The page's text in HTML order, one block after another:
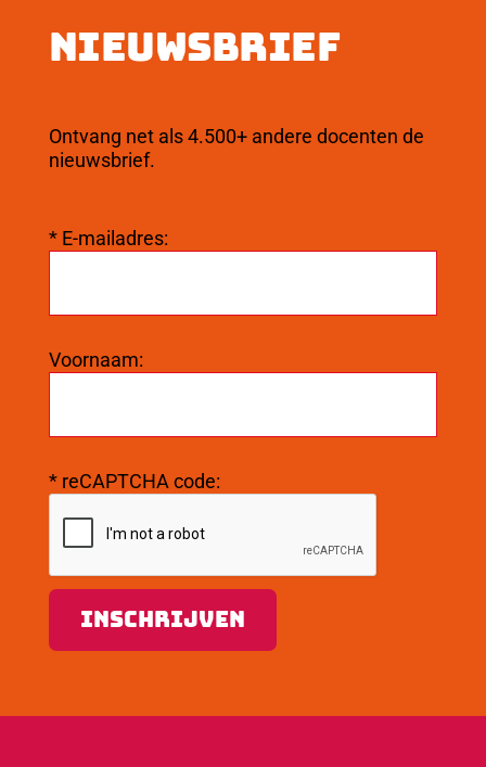
Nieuwsbrief
Ontvang net als 4.500+ andere docenten de
nieuwsbrief.
*E-mailadres:
Voornaam:
*reCAPTCHA code:
INSCHRIJVEN